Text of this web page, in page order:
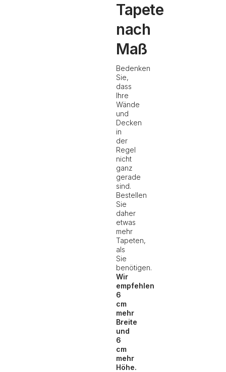
Tapete
nach
Maß
Bedenken
Sie,
dass
Ihre
Wände
und
Decken
in
der
Regel
nicht
ganz
gerade
sind.
Bestellen
Sie
daher
etwas
mehr
Tapeten,
als
Sie
benötigen.
Wir
empfehlen
6
cm
mehr
Breite
und
6
cm
mehr
Höhe.